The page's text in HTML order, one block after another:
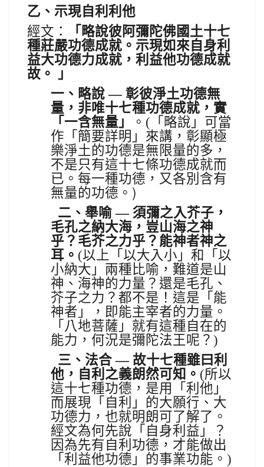
乙、示現自利利他
經文：
「 略說彼阿彌陀佛國土十七
種莊嚴功德成就。示現如來自身利
益大功德力成就，利益他功德成就
故。
」
一、略說 — 彰彼淨土功德無
量，非唯十七種功德成就，實
「一含無量」
。(「略說」可當
作「簡要詳明」來講，彰顯極
樂淨土的功德是無限量的多，
不是只有這十七條功德成就而
已。每一種功德，又各別含有
無量的功德。)
二、舉喻 — 須彌之入芥子，
毛孔之納大海，豈山海之神
乎？毛芥之力乎？能神者神之
耳 。 (以上「以大入小」和「以
小納大」兩種比喻，難道是山
神、海神的力量？還是毛孔、
芥子之力？都不是！這是「能
神者」，即能主宰者的力量。
「八地菩薩」就有這種自在的
能力，何況是彌陀法王呢？)
三、法合 — 故十七種雖曰利
他，自利之義朗然可知。 (所以
這十七種功德，是用「利他」
而展現「自利」的大願行、大
功德力，也就明朗可了解了。
經文為何先說「自身利益」？
因為先有自利功德，才能做出
「利益他功德」的事業功能。)